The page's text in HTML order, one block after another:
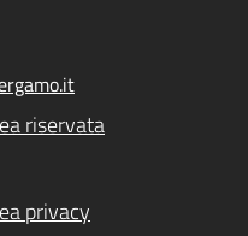
riservata
privacy